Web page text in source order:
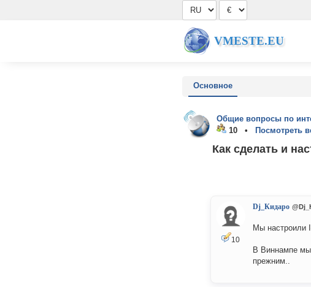
VMESTE.EU
Основное
Общие вопросы по
10 •
Посмотреть
Как сделать и
10
Dj_Кидаро
Мы настроили
В Виннампе мы
прежним..